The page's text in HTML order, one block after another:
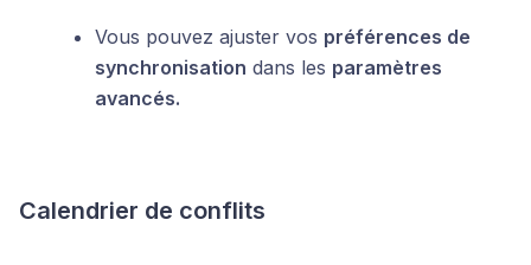
Vous pouvez ajuster vos préférences de
synchronisation dans les paramètres
avancés.
Calendrier de conflits